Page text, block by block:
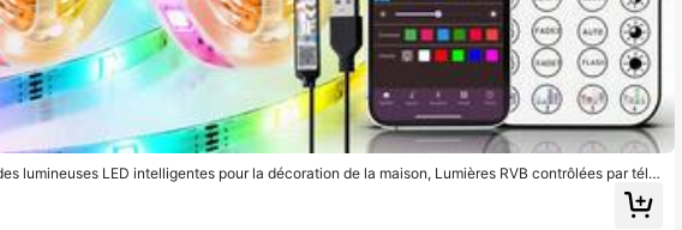
lumineuses LED intelligentes pour la décoration de la maison, Lumières RVB contrôlées par télé
Synchronisation avec la musique, Programmation, Gradation, Convient pour la chambre
la salle de jeux, la décoration de fête